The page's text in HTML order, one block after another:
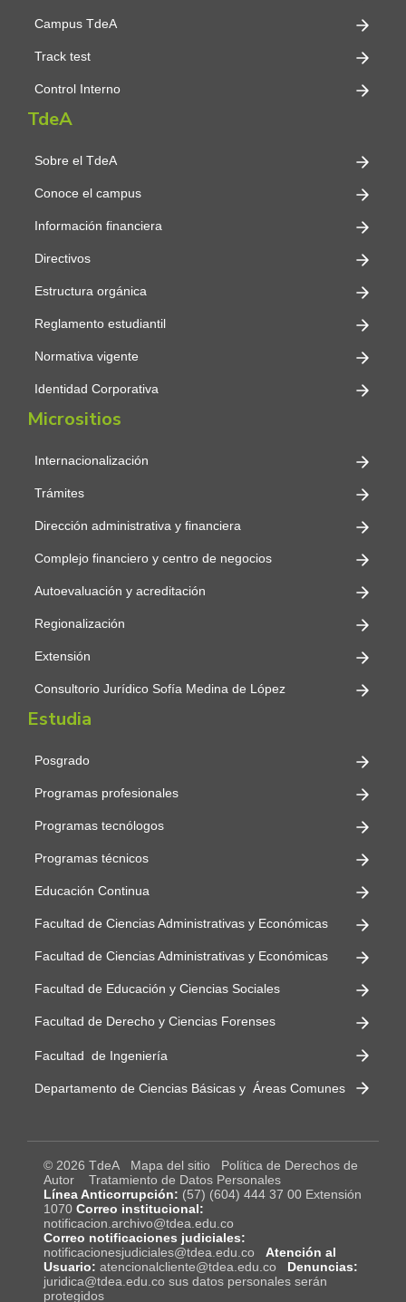
Campus TdeA
Track test
Control Interno
TdeA
Sobre el TdeA
Conoce el campus
Información financiera
Directivos
Estructura orgánica
Reglamento estudiantil
Normativa vigente
Identidad Corporativa
Micrositios
Internacionalización
Trámites
Dirección administrativa y financiera
Complejo financiero y centro de negocios
Autoevaluación y acreditación
Regionalización
Extensión
Consultorio Jurídico Sofía Medina de López
Estudia
Posgrado
Programas profesionales
Programas tecnólogos
Programas técnicos
Educación Continua
Facultad de Ciencias Administrativas y Económicas
Facultad de Ciencias Administrativas y Económicas
Facultad de Educación y Ciencias Sociales
Facultad de Derecho y Ciencias Forenses
Facultad de Ingeniería
Departamento de Ciencias Básicas y Áreas Comunes
© 2026 TdeA Mapa del sitio
Política de Derechos de
Autor
Tratamiento de Datos Personales
Línea Anticorrupción: (57) (604) 444 37 00 Extensión
1070 Correo institucional:
notificacion.archivo@tdea.edu.co
Correo notificaciones judiciales:
notificacionesjudiciales@tdea.edu.co
Atención al
Usuario: atencionalcliente@tdea.edu.co
Denuncias:
juridica@tdea.edu.co sus datos personales serán
protegidos